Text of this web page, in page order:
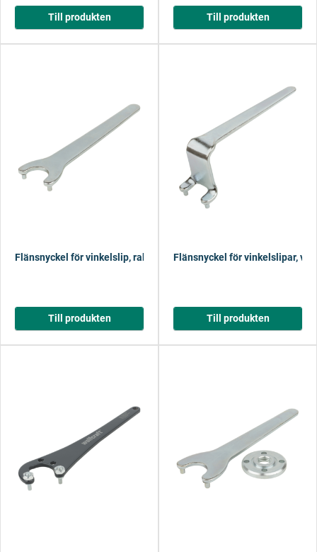
Till produkten Till produkten
Flänsnyckel för vinkelslip, rak
Till produkten
Flänsnyckel för vinkelslipar,
Till produkten